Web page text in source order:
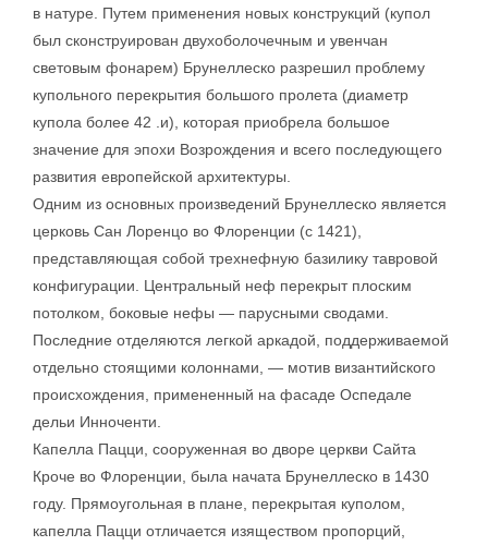
в натуре. Путем применения новых конструкций (купол
был сконструирован двухоболочечным и увенчан
световым фонарем) Брунеллеско разрешил проблему
купольного перекрытия большого пролета (диаметр
купола более 42 .и), которая приобрела большое
значение для эпохи Возрождения и всего последующего
развития европейской архитектуры.
Одним из основных произведений Брунеллеско является
церковь Сан Лоренцо во Флоренции (с 1421),
представляющая собой трехнефную базилику тавровой
конфигурации. Центральный неф перекрыт плоским
потолком, боковые нефы — парусными сводами.
Последние отделяются легкой аркадой, поддерживаемой
отдельно стоящими колоннами, — мотив византийского
происхождения, примененный на фасаде Оспедале
дельи Инноченти.
Капелла Пацци, сооруженная во дворе церкви Сайта
Кроче во Флоренции, была начата Брунеллеско в 1430
году. Прямоугольная в плане, перекрытая куполом,
капелла Пацци отличается изяществом пропорций,